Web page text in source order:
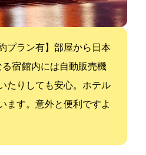
プラン有】部屋から日本
宿 館内には自動販売機
たりしても安心。ホテル
ます。意外と便利ですよ